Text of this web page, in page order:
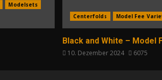
Modelsets
Centerfolds Model Fee
Black and White – Model
10. Dezember 2024 6075